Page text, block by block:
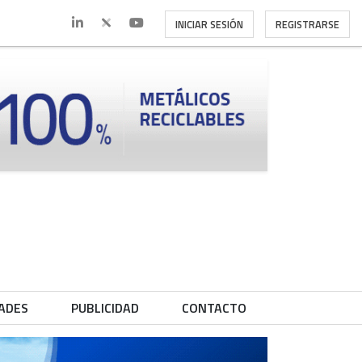
INICIAR SESIÓN REGISTRARSE
PUBLICIDAD CONTACTO